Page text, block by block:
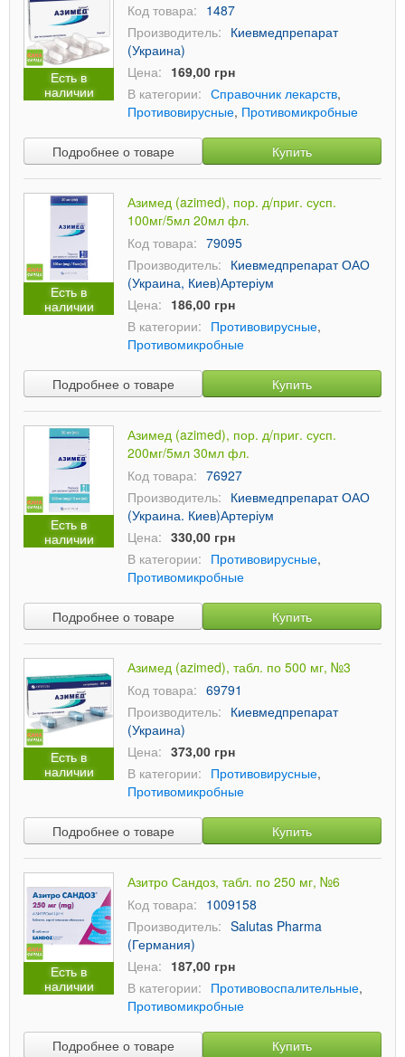
Есть в
наличии
Код товара: 1487
Производитель: Киевмедпрепарат
(Украина)
Цена: 169,00 грн
В категории: Справочник лекарств,
Противовирусные, Противомикробные
Подробнее о товаре Купить
Есть в
наличии
Азимед (azimed), пор. д/приг. сусп.
100мг/5мл 20мл фл.
Код товара: 79095
Производитель: Киевмедпрепарат ОАО
(Украина, Киев)Артеріум
Цена: 186,00 грн
В категории: Противовирусные,
Противомикробные
Подробнее о товаре Купить
Есть в
наличии
Азимед (azimed), пор. д/приг. сусп.
200мг/5мл 30мл фл.
Код товара: 76927
Производитель: Киевмедпрепарат ОАО
(Украина. Киев)Артеріум
Цена: 330,00 грн
В категории: Противовирусные,
Противомикробные
Подробнее о товаре Купить
Есть в
наличии
Азимед (azimed), табл. по 500 мг, №3
Код товара: 69791
Производитель: Киевмедпрепарат
(Украина)
Цена: 373,00 грн
В категории: Противовирусные,
Противомикробные
Подробнее о товаре Купить
Есть в
наличии
Азитро Сандоз, табл. по 250 мг, №6
Код товара: 1009158
Производитель: Salutas Pharma
(Германия)
Цена: 187,00 грн
В категории: Противовоспалительные,
Противомикробные
Подробнее о товаре Купить